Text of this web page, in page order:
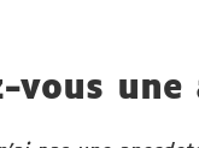
vous